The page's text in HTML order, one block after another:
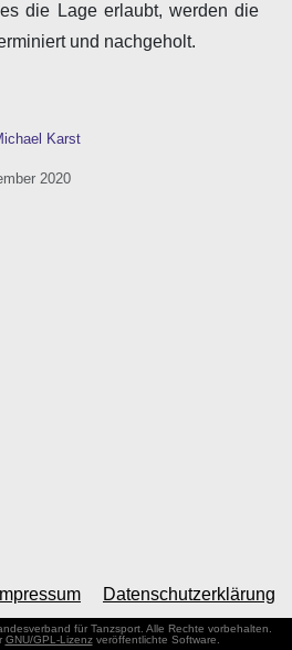
die Lage erlaubt, werden die
und nachgeholt.
Karst
2020
Impressum Datenschutzerklärung
für Tanzsport. Alle Rechte vorbehalten.
GNU/GPL-Lizenzveröffentlichte Software.